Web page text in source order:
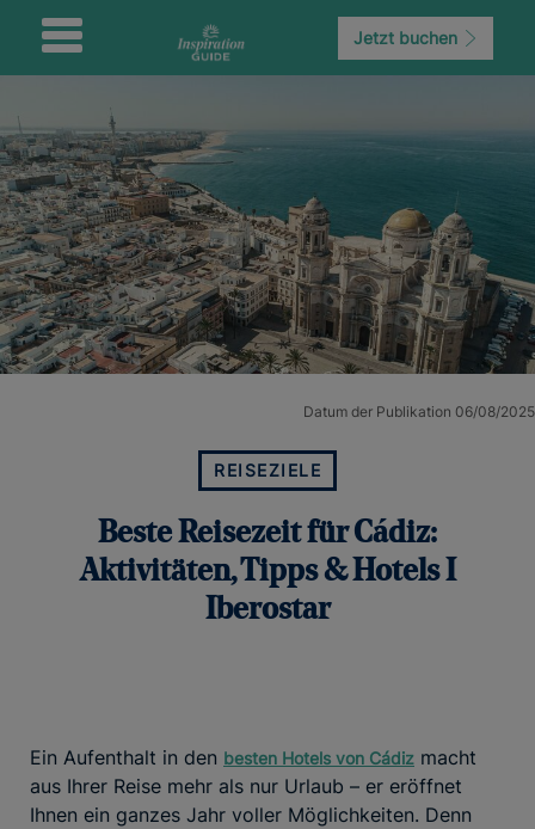
Jetzt buchen
Datum der Publikation 06/08/2025
REISEZIELE
Beste Reisezeit für Cádiz:
Aktivitäten, Tipps & Hotels I
Iberostar
Ein Aufenthalt in den besten Hotels von Cádiz macht
aus Ihrer Reise mehr als nur Urlaub – er eröffnet
Ihnen ein ganzes Jahr voller Möglichkeiten. Denn